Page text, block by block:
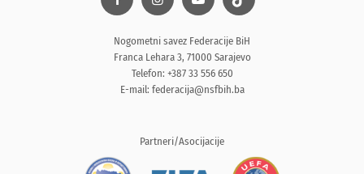
Nogometni savez Federacije BiH
Franca Lehara 3, 71000 Sarajevo
Telefon: +387 33 556 650
E-mail: federacija@nsfbih.ba
Partneri/Asocijacije